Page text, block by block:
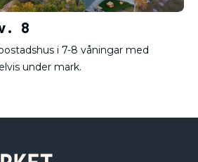
8
i 7-8 våningar med
under mark.